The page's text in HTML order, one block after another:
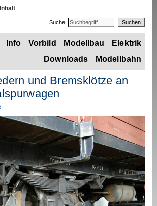
Suche:
Info Vorbild Modellbau
Elektrik
Downloads
Modellbahn
und Bremsklötze an